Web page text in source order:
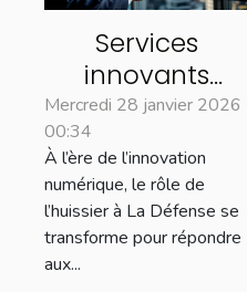
Services
innovants
proposés par
les huissiers à La
Défense pour
les entreprises
Mercredi 28 janvier 2026
00:34
À l’ère de l’innovation
numérique, le rôle de
l’huissier à La Défense se
transforme pour répondre
aux...